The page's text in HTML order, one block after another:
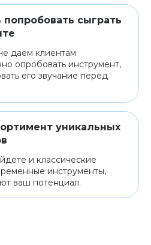
сыграть
даем клиентам
опробовать инструмент,
его звучание перед
уникальных
и классические
инструменты,
ваш потенциал.